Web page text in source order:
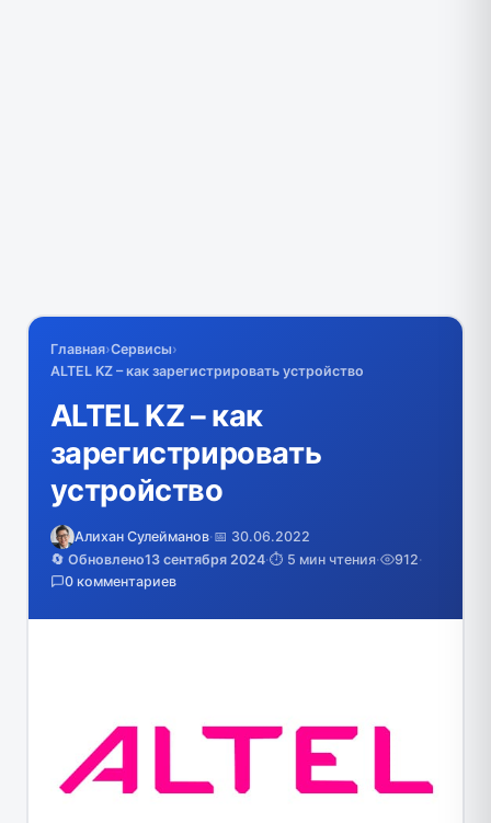
Главная›Сервисы›
ALTEL KZ – как зарегистрировать устройство
ALTEL KZ – как
зарегистрировать
устройство
Алихан Сулейманов·📅 30.06.2022
🔄 Обновлено13 сентября 2024·⏱️ 5 мин чтения· 912·
0 комментариев